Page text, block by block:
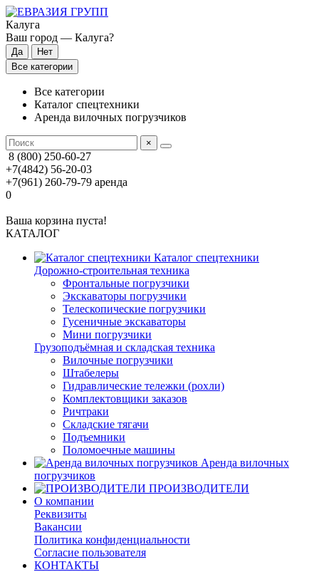
Калуга
Ваш город — Калуга?
Все категории
Все категории
Каталог спецтехники
Аренда вилочных погрузчиков
×
8 (800) 250-60-27
+7(4842) 56-20-03
+7(961) 260-79-79 аренда
0
Ваша корзина пуста!
КАТАЛОГ
Каталог спецтехники
Дорожно-строительная техника
Фронтальные погрузчики
Экскаваторы погрузчики
Телескопические погрузчики
Гусеничные экскаваторы
Мини погрузчики
Грузоподъёмная и складская техника
Вилочные погрузчики
Штабелеры
Гидравлические тележки (рохли)
Комплектовщики заказов
Ричтраки
Складские тягачи
Подъемники
Поломоечные машины
Аренда вилочных
погрузчиков
ПРОИЗВОДИТЕЛИ
О компании
Реквизиты
Вакансии
Политика конфиденциальности
Согласие пользователя
КОНТАКТЫ